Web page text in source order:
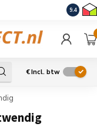
9.4
€Incl. btw